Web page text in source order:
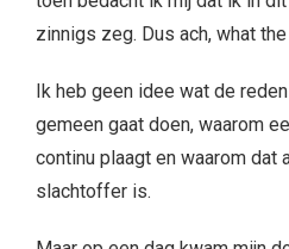
zinnigs zeg. Dus ach, what
Ik heb geen idee wat de
gemeen gaat doen, waarom
continu plaagt en waarom dat
slachtoffer is.